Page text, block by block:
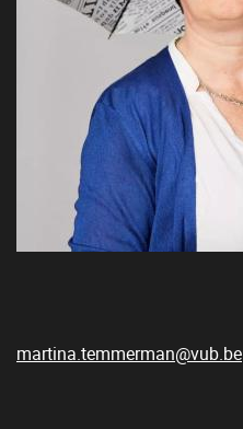
martina.temmerman@vub.be